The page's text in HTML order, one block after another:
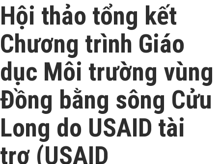
Hội thảo tổng kết
Chương trình Giáo
dục Môi trường vùng
Đồng bằng sông Cửu
Long do USAID tài
trợ (USAID